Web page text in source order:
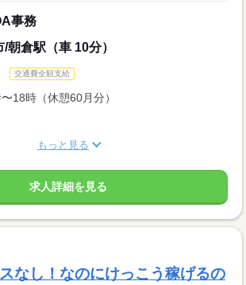
事務
朝倉駅（車 10分）
交通費全額支給
18時（休憩60月分）
もっと見る
求人詳細を見る
なし！なのにけっこう稼げるの